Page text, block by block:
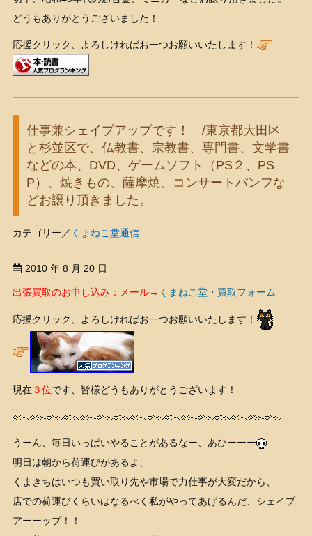
どうもありがとうございました！
応援クリック、よろしければお一つお願いいたします！
仕事兼シェイプアップです！ /東京都大田区
と杉並区で、仏教書、宗教書、専門書、文学書
などの本、DVD、ゲームソフト（PS２、PS
P）、焼きもの、薩摩焼、コンサートパンフな
どお譲り頂きました。
カテゴリー／ くまねこ堂通信
2010 年 8 月 20 日
出張買取のお申し込み：メール→ くまねこ堂・買取フォーム
応援クリック、よろしければお一つお願いいたします！
現在３位です、皆様どうもありがとうございます！
うーん、毎日いっぱいやることがあるなー、あひーーー
明日は朝から荷運びがあるよ、
くまきちはいつも買い取り先や市場で力仕事が大変だから、
店での荷運びくらいはなるべく私がやってあげるんだ、シェイプ
アーーップ！！